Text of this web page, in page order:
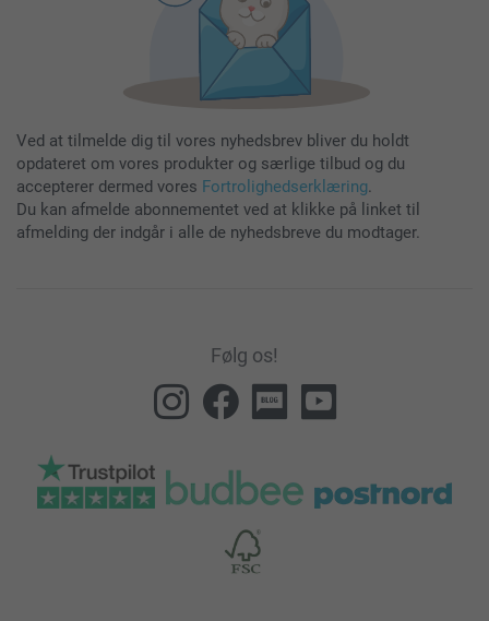
Ved at tilmelde dig til vores nyhedsbrev bliver du holdt
opdateret om vores produkter og særlige tilbud og du
accepterer dermed vores Fortrolighedserklæring.
Du kan afmelde abonnementet ved at klikke på linket til
afmelding der indgår i alle de nyhedsbreve du modtager.
Følg os!